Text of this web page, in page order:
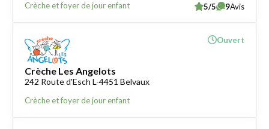
Crèche et foyer de jour enfant 5/5 9Avis
Crèche Les Angelots
242 Route d'Esch L-4451 Belvaux
Crèche et foyer de jour enfant
Ouvert